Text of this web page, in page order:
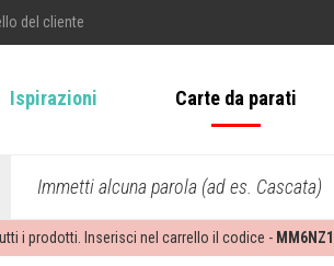
del cliente
Ispirazioni Carte da parati
Immetti alcuna parola (ad es. Cascata)
i prodotti. Inserisci nel carrello il codice - MM6NZ1I